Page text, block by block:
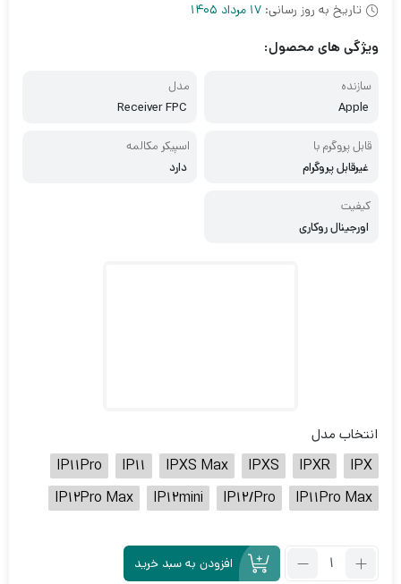
تاریخ به روز رسانی: 17 مرداد 1405
ویژگی های محصول:
سازنده
Apple
مدل
Receiver FPC
قابل پروگرم با
غیرقابل پروگرام
اسپیکر مکالمه
دارد
کیفیت
اورجینال روکاری
انتخاب مدل
IPX
IPXR
IPXS
IPXS Max
IP11
IP11Pro
IP11Pro Max
IP12/Pro
IP12mini
IP12Pro Max
تعداد:
افزودن به سبد خرید